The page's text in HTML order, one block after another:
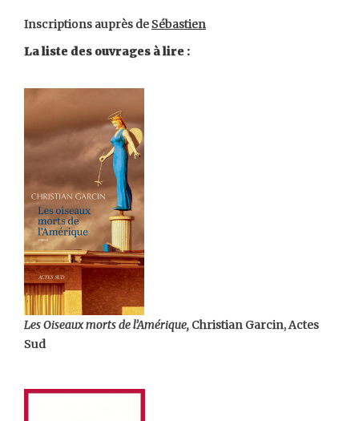
Inscriptions auprès deSébastien
La liste des ouvrages à lire :
Les Oiseaux morts de l’Amérique,Christian Garcin, Actes
Sud